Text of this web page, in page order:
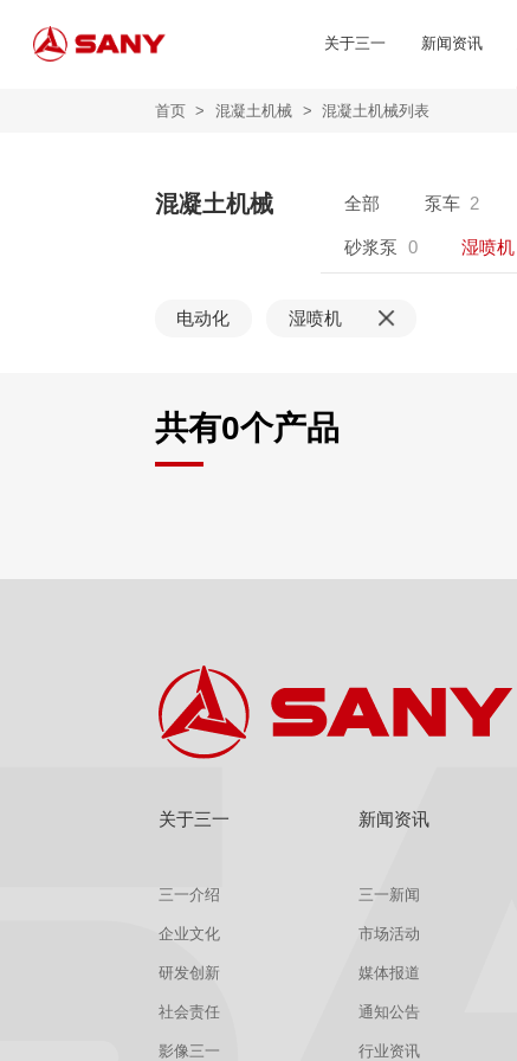
关于三一 新闻资讯
首页 > 混凝土机械 > 混凝土机械列表
混凝土机械 全部 泵车 2
砂浆泵 0 湿喷机
电动化 湿喷机
共有0个产品
关于三一
三一介绍
企业文化
研发创新
社会责任
影像三一
新闻资讯
三一新闻
市场活动
媒体报道
通知公告
行业资讯